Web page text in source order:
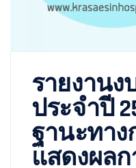
รายงานง
ประจำปี
ฐานะทาง
แสดงผล